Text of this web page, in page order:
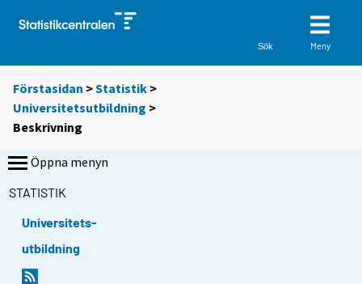
Sök Meny
Förstasidan >Statistik >
Universitetsutbildning >
Beskrivning
Öppna menyn
STATISTIK
Universitets-
utbildning